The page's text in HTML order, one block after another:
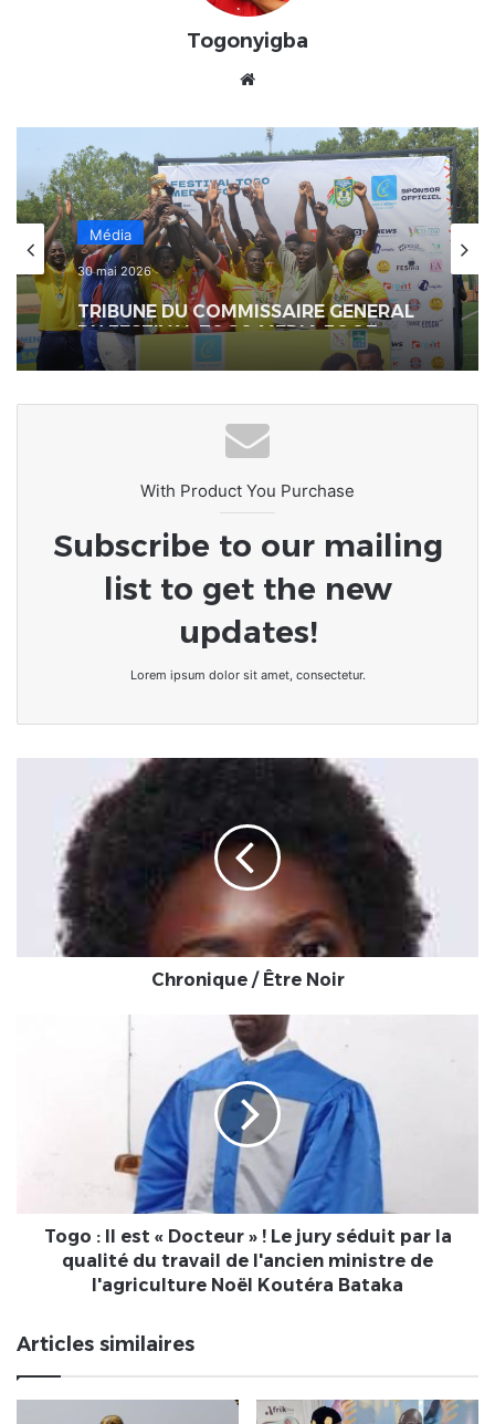
Togonyigba
Média
30 mai 2026
TRIBUNE DU COMMISSAIRE GENERAL
DU FESTIVAL TOGO MEDIA FOOT
With Product You Purchase
Subscribe to our mailing
list to get the new
updates!
Lorem ipsum dolor sit amet, consectetur.
Chronique / Être Noir
séduit
travail
de
l'ancien
Togo : Il est « Docteur » ! Le jury séduit par la
qualité du travail de l'ancien ministre de
l'agriculture Noël Koutéra Bataka
Articles similaires